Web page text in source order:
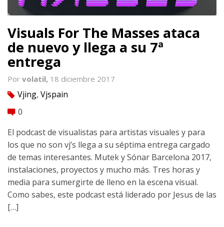
Visuals For The Masses ataca
de nuevo y llega a su 7ª
entrega
Por volatil, 18 diciembre 2017
tag Vjing, Vjspain
comment 0
El podcast de visualistas para artistas visuales y para
los que no son vj’s llega a su séptima entrega cargado
de temas interesantes. Mutek y Sónar Barcelona 2017,
instalaciones, proyectos y mucho más. Tres horas y
media para sumergirte de lleno en la escena visual.
Como sabes, este podcast está liderado por Jesus de las
[…]